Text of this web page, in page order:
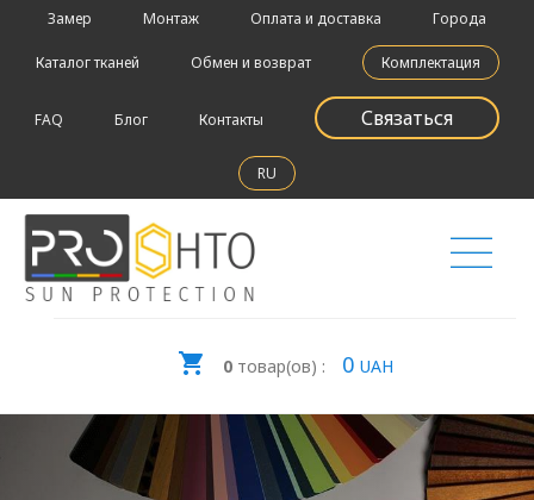
Замер Монтаж Оплата и доставка Города
Каталог тканей Обмен и возврат Комплектация
FAQ Блог Контакты Связаться
RU
0товар(ов) : 0 UAH